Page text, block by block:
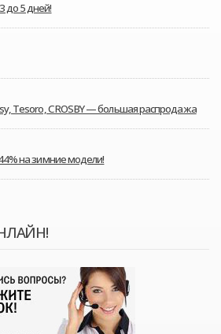
5 дней!
Tesoro, CROSBY — большая распродажа
на зимние модели!